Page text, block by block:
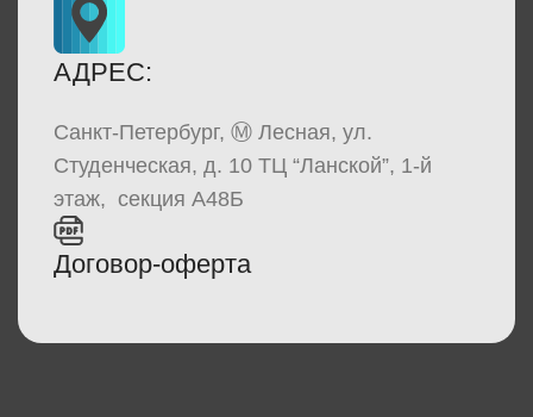
АДРЕС:
Санкт-Петербург, Ⓜ Лесная, ул.
Студенческая, д. 10 ТЦ “Ланской”, 1-й
этаж, секция А48Б
Договор-оферта